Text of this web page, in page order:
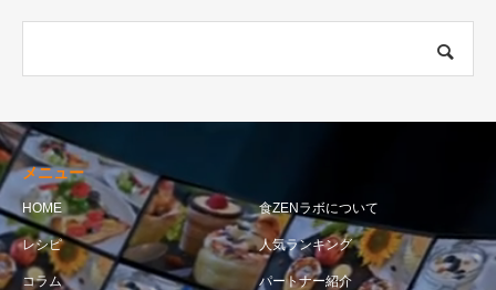
メニュー
HOME 食ZENラボについて
レシピ 人気ランキング
コラム パートナー紹介